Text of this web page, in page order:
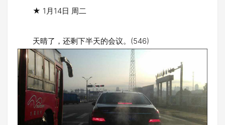
★ 1月14日 周二
天晴了，还剩下半天的会议。(546)